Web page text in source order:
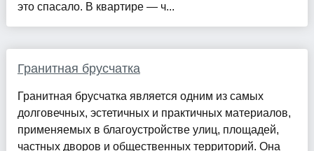
это спасало. В квартире — ч...
Гранитная брусчатка
Гранитная брусчатка является одним из самых
долговечных, эстетичных и практичных материалов,
применяемых в благоустройстве улиц, площадей,
частных дворов и общественных территорий. Она